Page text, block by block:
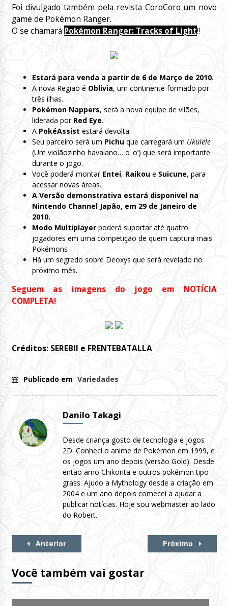
Foi divulgado também pela revista CoroCoro um novo
game de Pokémon Ranger.
O se chamará Pokémon Ranger: Tracks of Light!!
Estará para venda a partir de 6 de Março de 2010.
A nova Região é Oblivia, um continente formado por
três ilhas.
Pokémon Nappers, será a nova equipe de vilões,
liderada por Red Eye.
A PokéAssist estará devolta
Seu parceiro será um Pichuque carregará um Ukulele
(Um violãozinho havaiano… o_o’) que será importante
durante o jogo.
Você poderá montar Entei, Raikoue Suicune, para
acessar novas áreas.
A Versão demonstrativa estará disponivel na
Nintendo Channel Japão, em 29 de Janeiro de
2010.
Modo Multiplayerpoderá suportar até quatro
jogadores em uma competição de quem captura mais
Pokémons
Há um segredo sobre Deoxys que será revelado no
próximo mês.
Seguem as imagens do jogo em NOTÍCIA
COMPLETA!
Créditos: SEREBII e FRENTEBATALLA
Publicado em Variedades
Danilo Takagi
Desde criança gosto de tecnologia e jogos
2D. Conheci o anime de Pokémon em 1999, e
os jogos um ano depois (versão Gold). Desde
então amo Chikorita e outros pokémon tipo
grass. Ajudo a Mythology desde a criação em
2004 e um ano depois comecei a ajudar a
publicar notícias. Hoje sou webmaster ao lado
do Robert.
Continue
Anterior Próximo
Você também vai gostar